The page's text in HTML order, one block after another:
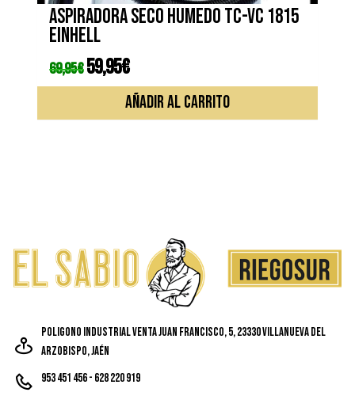
Aspiradora seco humedo TC-VC 1815
EINHELL
69,95€ El
precio
original
59,95€El
precio
actual
es:
59,95€.
AÑADIR AL CARRITO
Poligono Industrial Venta Juan Francisco, 5, 23330 Villanueva del
Arzobispo, Jaén
953 451 456 - 628 220 919